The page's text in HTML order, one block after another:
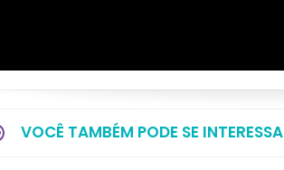
VOCÊ TAMBÉM PODE SE